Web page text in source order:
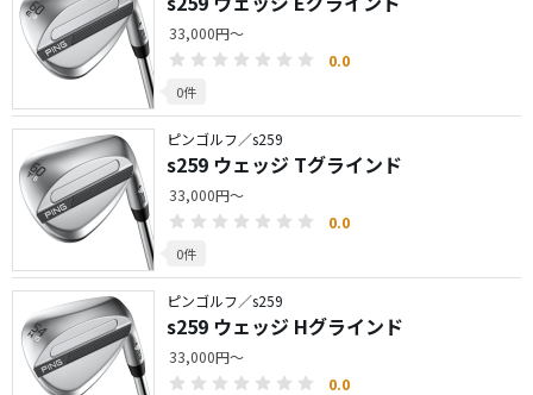
33,000円～
0.0
0件
ピンゴルフ／s259
s259 ウェッジ Tグラインド
33,000円～
0.0
0件
ピンゴルフ／s259
s259 ウェッジ Hグラインド
33,000円～
0.0